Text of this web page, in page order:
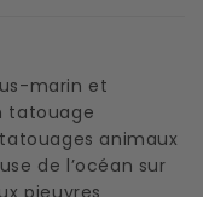
marin et
tatouage
animaux
de l’océan sur
pieuvres